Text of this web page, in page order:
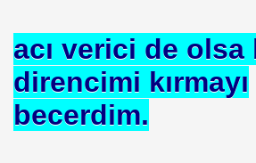
acı verici de olsa
direncimi kırmayı
becerdim.
ETTİ
SIRA REÇEPTE